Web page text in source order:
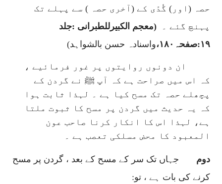
حصہ (اور) گُدّی کے (آخری حصہ ) سے پہلے تک
پہنچ گئے ۔
(معجم الکبیرللطبرانی :جلد
۱۹:صفحہ۱۸۰،
واسنادہ حسن بالشواہد)
ان دونوں روایتوں پر غور فرمائیے ،
کہ اس میں صراحت ہے کہ آپ ﷺ نے گردن کے
پچھلے حصہ تک مسح کیا ہے ۔ لہذا ثابت ہوا
کہ یہ حدیث میں گردن پر مسح کا ثبوت ملتا
ہے، لہذا اس کا انکار کرنا صاحب عون
المعبود کا محض مسلکی تعصب ہے ۔
دوم
جہاں تک سر کے مسح کے بعد ، گردن پر مسح
کرنے کی بات ہے ، تو: